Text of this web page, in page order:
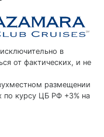
в
от фактических, и не
размещении
по курсу ЦБ РФ +3% на